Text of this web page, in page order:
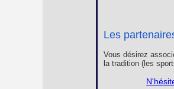
Les
Vous désirez
la tradition (les